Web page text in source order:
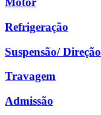
Refrigeração
Suspensão/ Direção
Travagem
Admissão